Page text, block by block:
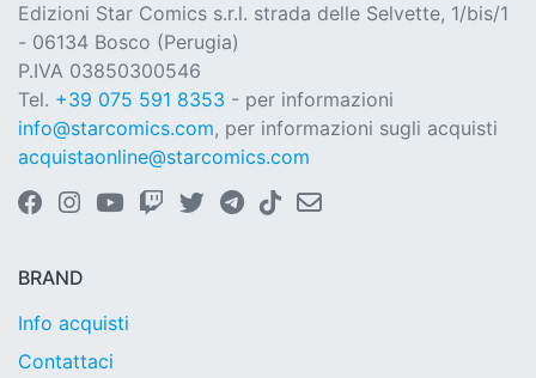
Edizioni Star Comics s.r.l. strada delle Selvette, 1/bis/1
- 06134 Bosco (Perugia)
P.IVA 03850300546
Tel. +39 075 591 8353 - per informazioni
info@starcomics.com, per informazioni sugli acquisti
acquistaonline@starcomics.com
BRAND
Info acquisti
Contattaci